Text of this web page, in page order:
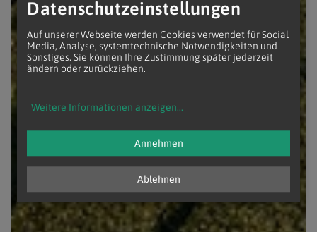
Datenschutzeinstellungen
Auf unserer Webseite werden Cookies verwendet für Social
Media, Analyse, systemtechnische Notwendigkeiten und
Sonstiges. Sie können Ihre Zustimmung später jederzeit
ändern oder zurückziehen.
Weitere Informationen anzeigen...
Ablehnen
Annehmen